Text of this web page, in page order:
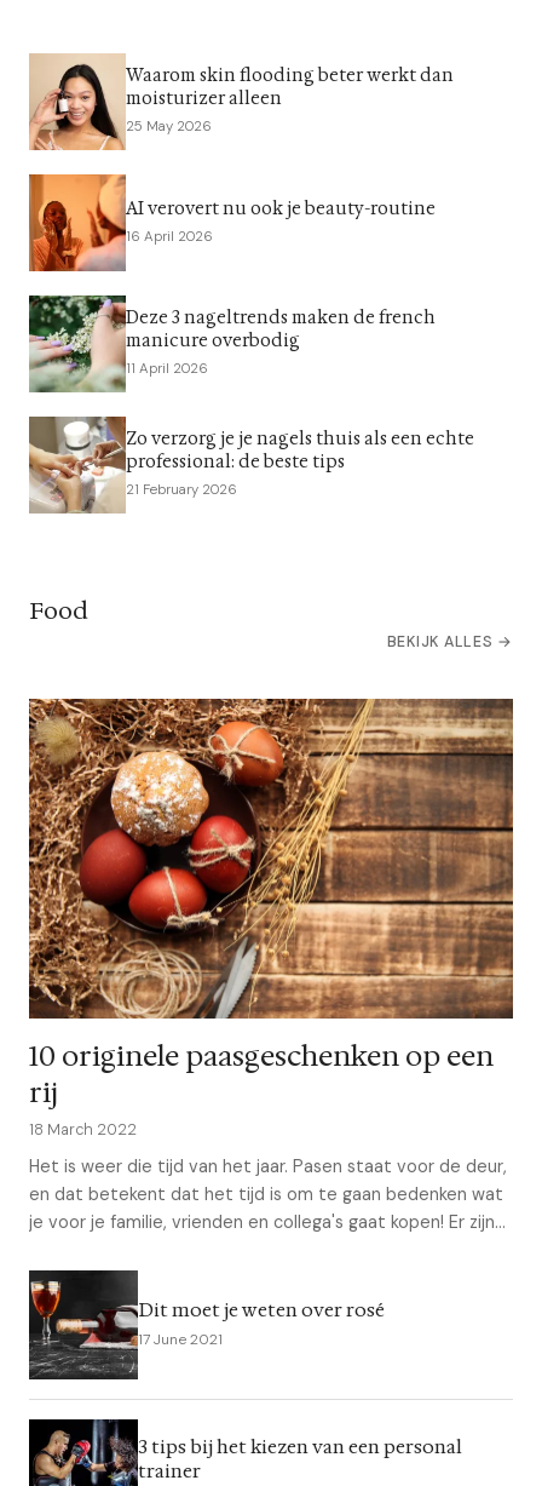
Waarom skin flooding beter werkt dan
moisturizer alleen
25 May 2026
AI verovert nu ook je beauty-routine
16 April 2026
Deze 3 nageltrends maken de french
manicure overbodig
11 April 2026
Zo verzorg je je nagels thuis als een echte
professional: de beste tips
21 February 2026
Food
BEKIJK ALLES →
10 originele paasgeschenken op een
rij
18 March 2022
Het is weer die tijd van het jaar. Pasen staat voor de deur,
en dat betekent dat het tijd is om te gaan bedenken wat
je voor je familie, vrienden en collega's gaat kopen! Er zijn
Dit moet je weten over rosé
17 June 2021
3 tips bij het kiezen van een personal
trainer